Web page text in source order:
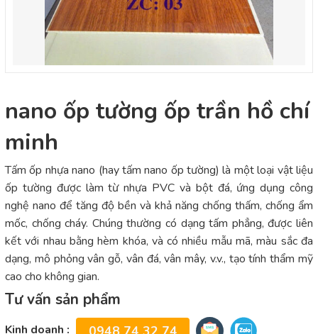
nano ốp tường ốp trần hồ chí
minh
Tấm ốp nhựa nano (hay tấm nano ốp tường) là một loại vật liệu
ốp tường được làm từ nhựa PVC và bột đá, ứng dụng công
nghệ nano để tăng độ bền và khả năng chống thấm, chống ẩm
mốc, chống cháy. Chúng thường có dạng tấm phẳng, được liên
kết với nhau bằng hèm khóa, và có nhiều mẫu mã, màu sắc đa
dạng, mô phỏng vân gỗ, vân đá, vân mây, v.v., tạo tính thẩm mỹ
cao cho không gian.
Tư vấn sản phẩm
Kinh doanh :